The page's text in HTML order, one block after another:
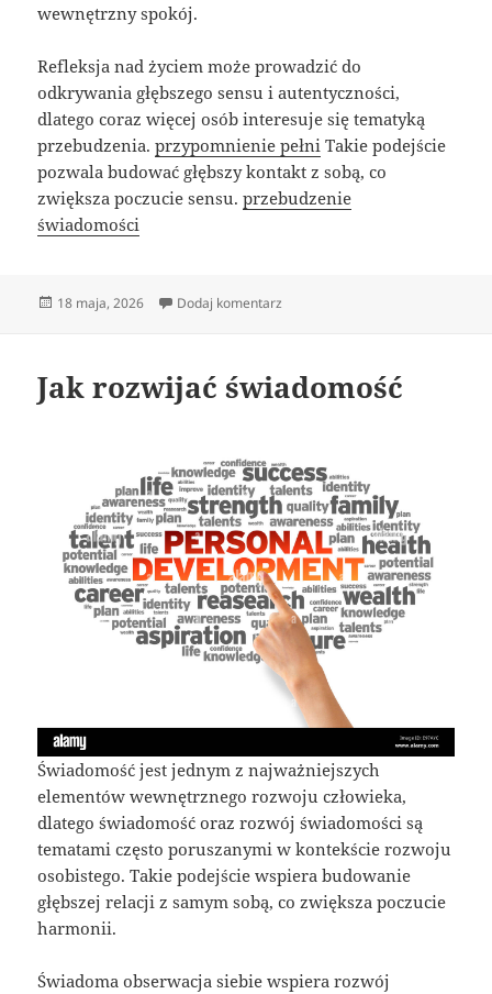
wewnętrzny spokój.
Refleksja nad życiem może prowadzić do
odkrywania głębszego sensu i autentyczności,
dlatego coraz więcej osób interesuje się tematyką
przebudzenia.przypomnienie pełni Takie podejście
pozwala budować głębszy kontakt z sobą, co
zwiększa poczucie sensu.przebudzenie
świadomości
Data
18 maja, 2026 Dodaj komentarz
Jak rozwijać świadomość
Świadomość jest jednym z najważniejszych
elementów wewnętrznego rozwoju człowieka,
dlatego świadomość oraz rozwój świadomości są
tematami często poruszanymi w kontekście rozwoju
osobistego. Takie podejście wspiera budowanie
głębszej relacji z samym sobą, co zwiększa poczucie
harmonii.
Świadoma obserwacja siebie wspiera rozwój